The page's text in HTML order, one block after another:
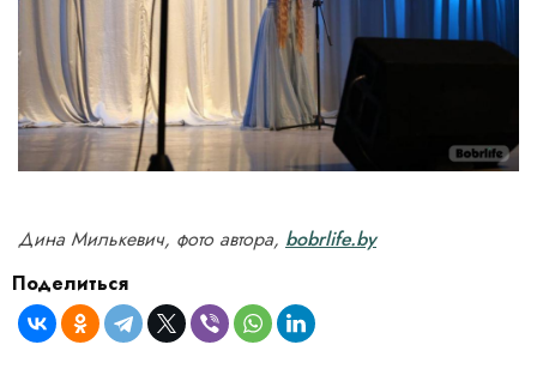
Дина Милькевич, фото автора, bobrlife.by
Поделиться